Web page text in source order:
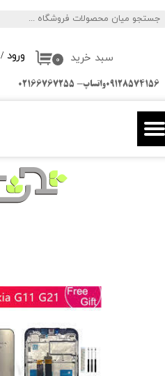
ورود /
تغییر گذر واژه
سفارشات
خروج از حساب کاربری
۰ سبد خرید